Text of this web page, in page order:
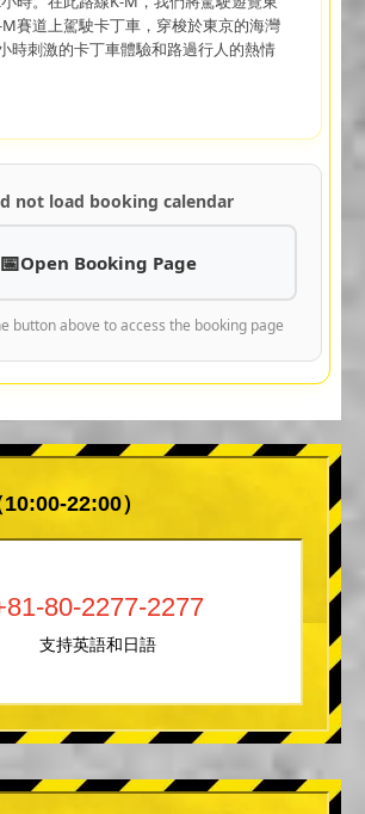
賽道上駕駛卡丁車，穿梭於東京的海灣
時刺激的卡丁車體驗和路過行人的熱情
not load booking calendar
Open Booking Page
button above to access the booking page
22:00）
80-2277-2277
支持英語和日語